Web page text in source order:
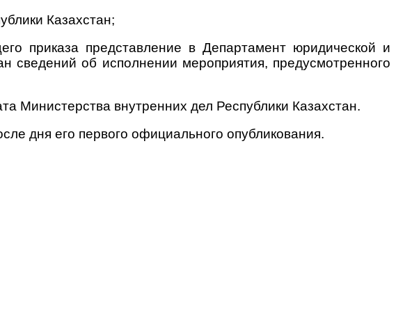
Казахстан;
приказа представление в Департамент юридической и
сведений об исполнении мероприятия, предусмотренного
Министерства внутренних дел Республики Казахстан.
дня его первого официального опубликования.